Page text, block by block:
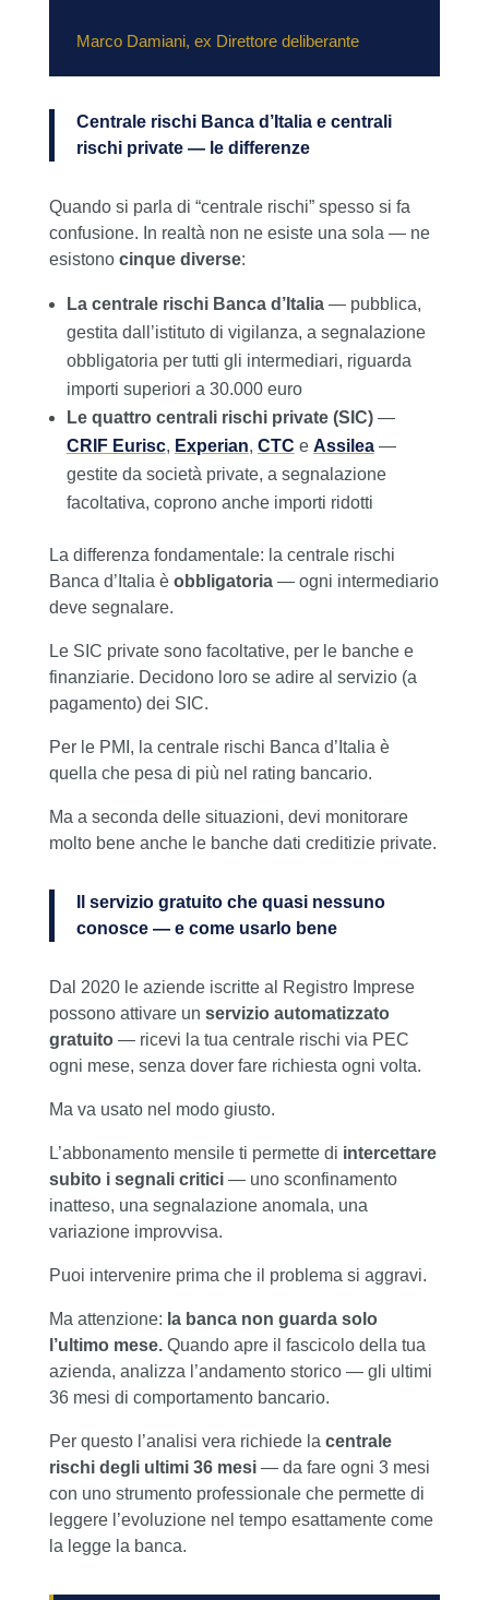
Marco Damiani, ex Direttore deliberante
Centrale rischi Banca d’Italia e centrali
rischi private — le differenze
Quando si parla di “centrale rischi” spesso si fa
confusione. In realtà non ne esiste una sola — ne
esistono cinque diverse:
La centrale rischi Banca d’Italia— pubblica,
gestita dall’istituto di vigilanza, a segnalazione
obbligatoria per tutti gli intermediari, riguarda
importi superiori a 30.000 euro
Le quattro centrali rischi private (SIC)—
CRIF Eurisc, Experian, CTC e Assilea—
gestite da società private, a segnalazione
facoltativa, coprono anche importi ridotti
La differenza fondamentale: la centrale rischi
Banca d’Italia è obbligatoria— ogni intermediario
deve segnalare.
Le SIC private sono facoltative, per le banche e
finanziarie. Decidono loro se adire al servizio (a
pagamento) dei SIC.
Per le PMI, la centrale rischi Banca d’Italia è
quella che pesa di più nel rating bancario.
Ma a seconda delle situazioni, devi monitorare
molto bene anche le banche dati creditizie private.
Il servizio gratuito che quasi nessuno
conosce — e come usarlo bene
Dal 2020 le aziende iscritte al Registro Imprese
possono attivare un servizio automatizzato
gratuito— ricevi la tua centrale rischi via PEC
ogni mese, senza dover fare richiesta ogni volta.
Ma va usato nel modo giusto.
L’abbonamento mensile ti permette di intercettare
subito i segnali critici— uno sconfinamento
inatteso, una segnalazione anomala, una
variazione improvvisa.
Puoi intervenire prima che il problema si aggravi.
Ma attenzione: la banca non guarda solo
l’ultimo mese.Quando apre il fascicolo della tua
azienda, analizza l’andamento storico — gli ultimi
36 mesi di comportamento bancario.
Per questo l’analisi vera richiede la centrale
rischi degli ultimi 36 mesi— da fare ogni 3 mesi
con uno strumento professionale che permette di
leggere l’evoluzione nel tempo esattamente come
la legge la banca.